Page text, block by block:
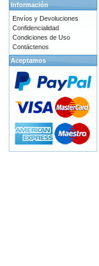
Información
Envíos y Devoluciones
Confidencialidad
Condiciones de Uso
Contáctenos
Aceptamos